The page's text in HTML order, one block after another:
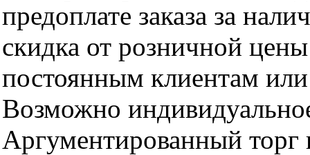
предоплате заказа за
скидка от розничной
постоянным клиентам
Возможно
Аргументированный торг